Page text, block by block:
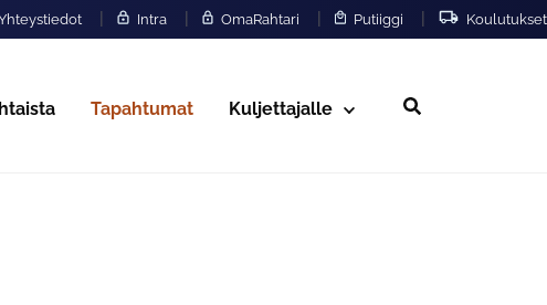
Tapahtumat Kuljettajalle Hae
| Intra | OmaRahtari | Putiiggi | Koulutukset